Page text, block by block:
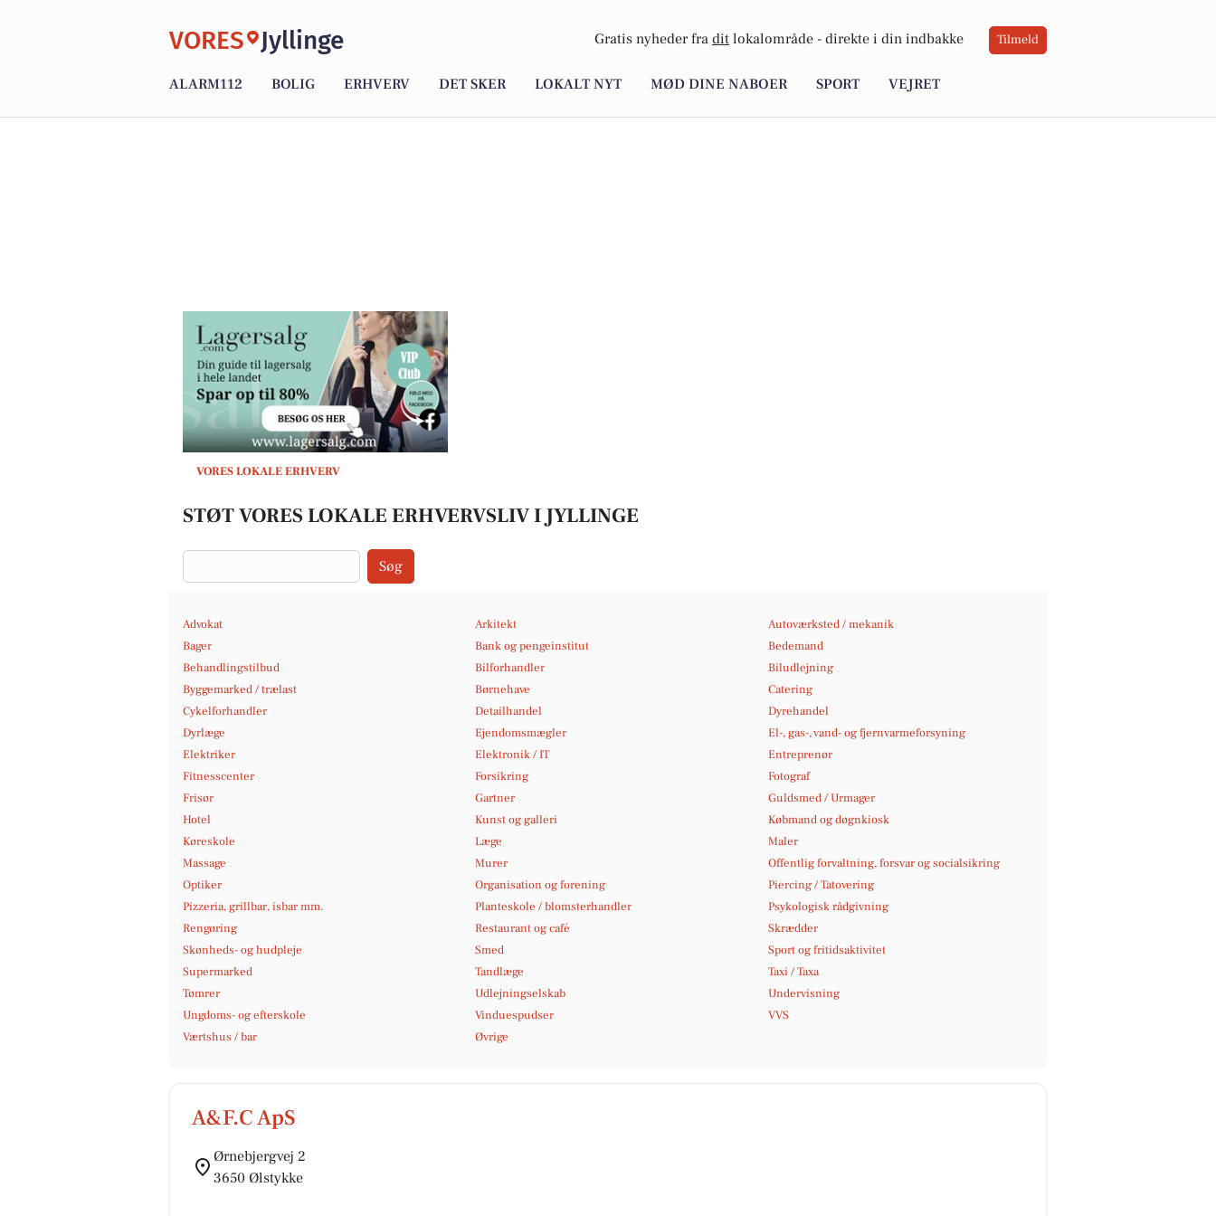
VORES Jyllinge Gratis nyheder fra dit lokalområde - direkte i din indbakke Tilmeld
ALARM112 BOLIG ERHVERV DET SKER LOKALT NYT MØD DINE NABOER SPORT VEJRET
VORES LOKALE ERHVERV
STØT VORES LOKALE ERHVERVSLIV I JYLLINGE
Søg
Advokat Arkitekt
Autoværksted / mekanik
Bager
Bank og pengeinstitut
Bedemand
Behandlingstilbud
Bilforhandler
Biludlejning
Byggemarked / trælast
Børnehave
Catering
Cykelforhandler
Detailhandel
Dyrehandel
Dyrlæge
Ejendomsmægler
El-, gas-, vand- og fjernvarmeforsyning
Elektriker
Elektronik / IT
Entreprenør
Fitnesscenter
Forsikring
Fotograf
Frisør
Gartner
Guldsmed / Urmager
Hotel
Kunst og galleri
Købmand og døgnkiosk
Køreskole
Læge
Maler
Massage
Murer
Offentlig forvaltning, forsvar og socialsikring
Optiker
Organisation og forening
Piercing / Tatovering
Pizzeria, grillbar, isbar mm.
Planteskole / blomsterhandler
Psykologisk rådgivning
Rengøring
Restaurant og café
Skrædder
Skønheds- og hudpleje
Smed
Sport og fritidsaktivitet
Supermarked
Tandlæge
Taxi / Taxa
Tømrer
Udlejningselskab
Undervisning
Ungdoms- og efterskole
Vinduespudser
VVS
Værtshus / bar
Øvrige
A&F.C ApS
Ørnebjergvej 2
3650 Ølstykke